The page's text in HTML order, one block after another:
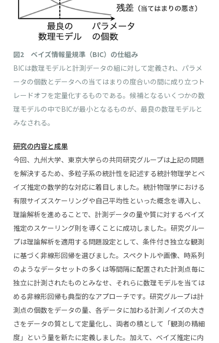
図2 ベイズ情報量規準（BIC）の仕組み
BICは数理モデルと計測データの組に対して定義され、パラメ
ータの個数とデータへの当てはまりの度合いの間に成り立つト
レードオフを定量化するものである。候補となるいくつかの数
理モデルの中でBICが最小となるものが、最良の数理モデルと
みなされる。
研究の内容と成果
今回、九州大学、東京大学らの共同研究グループは上記の問題
を解決するため、多粒子系の統計性を記述する統計物理学とベ
イズ推定の数学的な対応に着目しました。統計物理学における
有限サイズスケーリングや自己平均性といった概念を導入し、
理論解析を進めることで、計測データの量や質に対するベイズ
推定のスケーリング則を導くことに成功しました。研究グルー
プは理論解析を適用する問題設定として、条件付き独立な観測
に基づく非線形回帰を選びました。スペクトルや画像、時系列
のようなデータセットの多くは等間隔に配置された計測点毎に
独立に計測されたものとみなせ、それらに数理モデルを当ては
める非線形回帰も典型的なアプローチです。研究グループは計
測点の個数をデータの量、各データに加わる計測ノイズの大き
さをデータの質として定量化し、両者の積として「観測の精細
度」という量を新たに定義しました。加えて、ベイズ推定に内